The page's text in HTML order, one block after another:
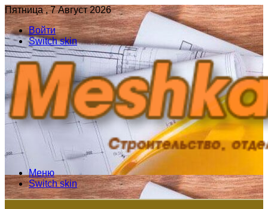
Пятница , 7 Август 2026
Войти
Switch skin
Меню
Switch skin